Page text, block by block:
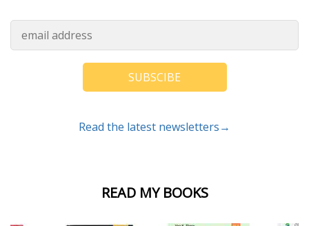
READ MY BOOKS
SUBSCIBE
Read the latest newsletters→